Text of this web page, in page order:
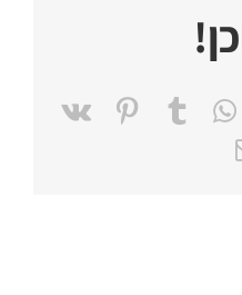
WhatsApp
Tumblr
Pinterest
Vk
כתובת